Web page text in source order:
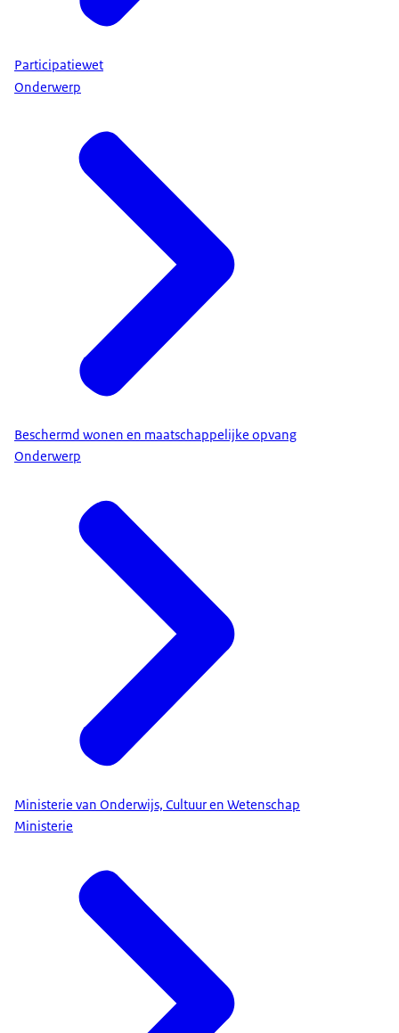
Participatiewet
Onderwerp
Beschermd wonen en maatschappelijke opvang
Onderwerp
Ministerie van Onderwijs, Cultuur en Wetenschap
Ministerie